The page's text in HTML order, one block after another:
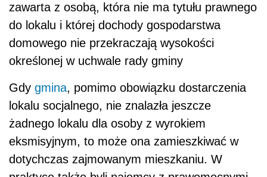
zawarta z osobą, która nie ma tytułu prawnego
do lokalu i której dochody gospodarstwa
domowego nie przekraczają wysokości
określonej w uchwale rady gminy
Gdy gmina, pomimo obowiązku dostarczenia
lokalu socjalnego, nie znalazła jeszcze
żadnego lokalu dla osoby z wyrokiem
eksmisyjnym, to może ona zamieszkiwać w
dotychczas zajmowanym mieszkaniu. W